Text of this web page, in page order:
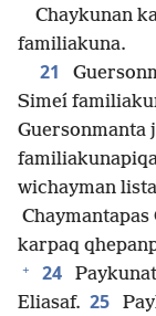
Chaykunan
familiakuna.
21
Simeí
Guersonmanta
wichayman
karpaq
+ 24
Eliasaf. 25